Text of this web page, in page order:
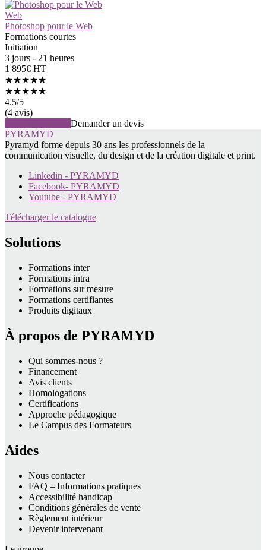
Web
Photoshop pour le Web
Formations courtes
Initiation
3 jours - 21 heures
1 895€ HT
★★★★★
★★★★★
4.5/5
(4 avis)
Demander un devis
PYRAMYD
Pyramyd forme depuis 30 ans les professionnels de la
communication visuelle, du design et de la création digitale et print.
Linkedin - PYRAMYD
Facebook- PYRAMYD
Youtube - PYRAMYD
Télécharger le catalogue
Solutions
Formations inter
Formations intra
Formations sur mesure
Formations certifiantes
Produits digitaux
À propos de PYRAMYD
Qui sommes-nous ?
Financement
Avis clients
Homologations
Certifications
Approche pédagogique
Le Campus des Formateurs
Aides
Nous contacter
FAQ – Informations pratiques
Accessibilité handicap
Conditions générales de vente
Règlement intérieur
Devenir intervenant